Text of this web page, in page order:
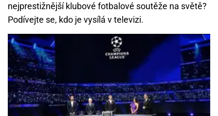
nejprestižnější klubové fotbalové soutěže na světě?
Podívejte se, kdo je vysílá v televizi.